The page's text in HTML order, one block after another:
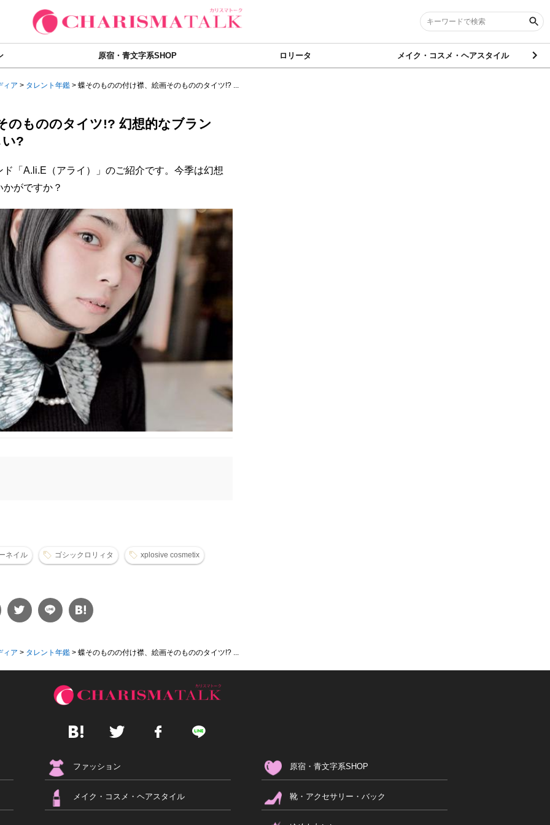
原宿・青文字系SHOP ロリータ メイク・コスメ・ヘアスタイル
ィア > タレント年鑑 > 蝶そのものの付け襟、絵画そのもののタイツ!? ...
のもののタイツ!? 幻想的なブラン
?
「A.li.E（アライ）」のご紹介です。今季は幻想
がですか？
ネイル ゴシックロリィタ xplosive cosmetix
ィア > タレント年鑑 > 蝶そのものの付け襟、絵画そのもののタイツ!? ...
ファッション 原宿・青文字系SHOP
メイク・コスメ・ヘアスタイル 靴・アクセサリー・バック